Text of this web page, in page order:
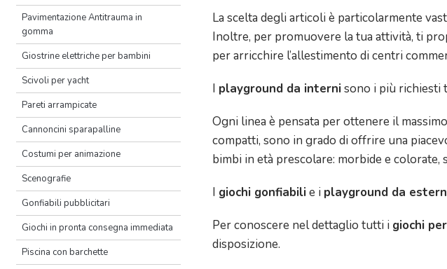
Pavimentazione Antitrauma in
gomma
Giostrine elettriche per bambini
Scivoli per yacht
Pareti arrampicate
Cannoncini sparapalline
Costumi per animazione
Scenografie
Gonfiabili pubblicitari
Giochi in pronta consegna immediata
Piscina con barchette
La scelta degli articoli è particolarmente
Inoltre, per promuovere la tua attività, ti
per arricchire l’allestimento di centri
I playground da internisono i più richiesti
Ogni linea è pensata per ottenere il
compatti, sono in grado di offrire una
bimbi in età prescolare: morbide e
I giochi gonfiabilie i playground da
Per conoscere nel dettaglio tutti i giochi
disposizione.